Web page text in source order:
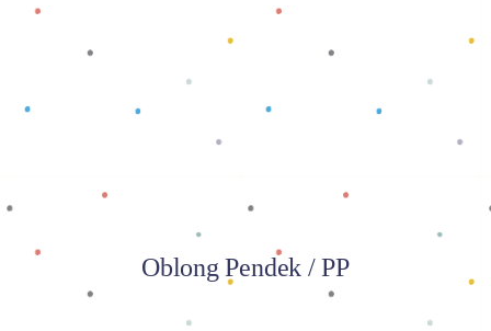
Baca selengkapnya
Oblong Pendek / PP